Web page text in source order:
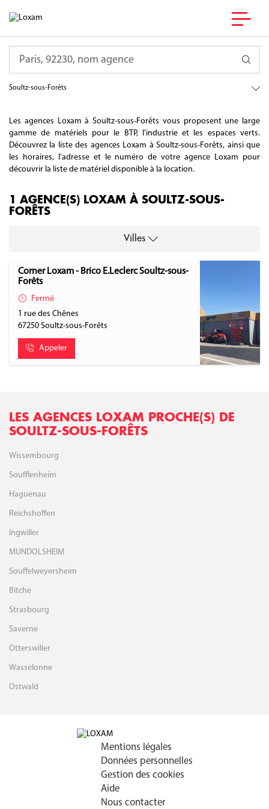
Soultz-sous-Forêts
Les agences Loxam à Soultz-sous-Forêts vous proposent une large
gamme de matériels pour le BTP, l'industrie et les espaces verts.
Découvrez la liste des agences Loxam à Soultz-sous-Forêts, ainsi que
les horaires, l'adresse et le numéro de votre agence Loxam pour
découvrir la liste de matériel disponible à la location.
1 AGENCE(S) LOXAM À SOULTZ-SOUS-
FORÊTS
Villes
Corner Loxam - Brico E.Leclerc Soultz-sous-
Forêts
Fermé
1 rue des Chênes
67250 Soultz-sous-Forêts
Appeler
LES AGENCES LOXAM PROCHE(S) DE
SOULTZ-SOUS-FORÊTS
Wissembourg
Soufflenheim
Haguenau
Reichshoffen
Ingwiller
MUNDOLSHEIM
Souffelweyersheim
Bitche
Strasbourg
Saverne
Otterswiller
Wasselonne
Ostwald
Mentions légales
Données personnelles
Gestion des cookies
Aide
Nous contacter